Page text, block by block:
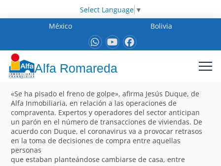
Select Language ▼
México
Bolivia
Alfa Romareda
«Se ha pisado el freno de golpe», afirma Jesús Duque, de
Alfa Inmobiliaria, en relación a las operaciones de
compraventa. Expertos y operadores del sector anticipan
un parón en el número de transacciones de viviendas. De
acuerdo con Duque, el coronavirus va a provocar retrasos
en la toma de decisiones de compra entre aquellas
personas
que estaban planteándose cambiarse de casa, entre